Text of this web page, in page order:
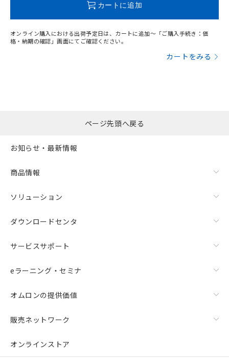
カートに追加
オンライン購入における出荷予定日は、カートに追加～「ご購入手続き：価
格・納期の確認」画面にてご確認ください。
カートをみる
ページ先頭へ戻る
お知らせ・最新情報
商品情報
ソリューション
ダウンロードセンタ
サービスサポート
eラーニング・セミナ
オムロンの提供価値
販売ネットワーク
オンラインストア